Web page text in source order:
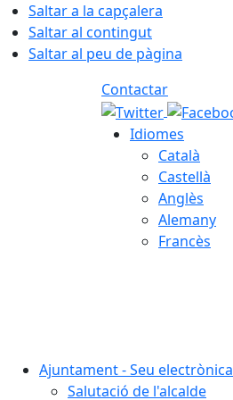
Saltar a la capçalera
Saltar al contingut
Saltar al peu de pàgina
Contactar
Idiomes
Català
Castellà
Anglès
Alemany
Francès
Ajuntament - Seu electrònica
Salutació de l'alcalde